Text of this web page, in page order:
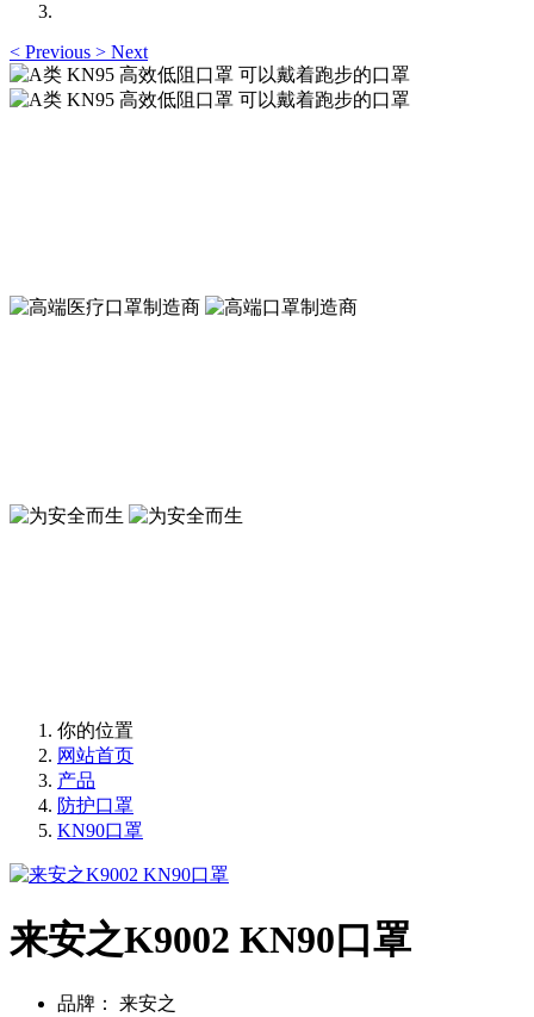
< Previous > Next
你的位置
网站首页
产品
防护口罩
KN90口罩
来安之K9002 KN90口罩
品牌：
来安之